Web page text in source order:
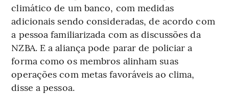
climático de um banco, com medidas
adicionais sendo consideradas, de acordo com
a pessoa familiarizada com as discussões da
NZBA. E a aliança pode parar de policiar a
forma como os membros alinham suas
operações com metas favoráveis ao clima,
disse a pessoa.